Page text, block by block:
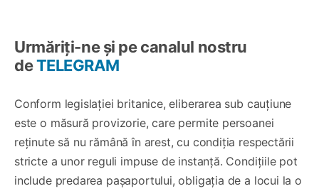
Urmăriți-ne și pe canalul nostru
deTELEGRAM
Conform legislației britanice, eliberarea sub cauțiune
este o măsură provizorie, care permite persoanei
reținute să nu rămână în arest, cu condiția respectării
stricte a unor reguli impuse de instanță. Condițiile pot
include predarea pașaportului, obligația de a locui la o